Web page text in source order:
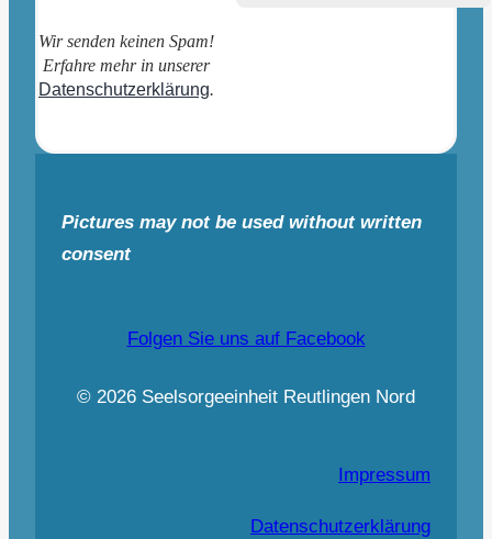
Wir senden keinen Spam!
Erfahre mehr in unserer
Datenschutzerklärung.
Pictures may not be used without written
consent
Folgen Sie uns auf Facebook
© 2026 Seelsorgeeinheit Reutlingen Nord
Impressum
Datenschutzerklärung